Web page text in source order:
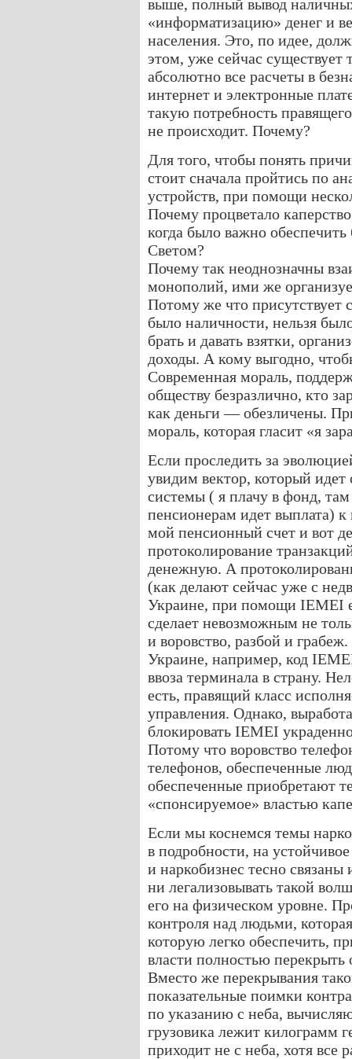
выше, полный вывод
«информатизацию» денег и
населения. Это, по идее,
этом, уже сейчас существует
абсолютно все расчеты в
интернет и электронные
такую потребность
не происходит. Почему?
Для того, чтобы понять
стоит сначала пройтись по
устройств, при помощи
Почему процветало
когда было важно
Светом?
Почему так неоднозначны
монополий, ими же
Потому же что присутствует
было наличности, нельзя
брать и давать взятки,
доходы. А кому выгодно,
Современная мораль,
обществу безразлично, кто
как деньги — обезличены.
мораль, которая гласит «я
Если проследить за
увидим вектор, который
системы ( я плачу в фонд,
пенсионерам идет выплата)
мой пенсионный счет и вот
протоколирование
денежную. А
(как делают сейчас уже с
Украине, при помощи IЕMEI
сделает невозможным не
и воровство, разбой и
Украине, например, код
ввоза терминала в страну.
есть, правящий класс
управления. Однако,
блокировать IEMEI
Потому что воровство
телефонов, обеспеченные
обеспеченные приобретают
«спонсируемое» властью
Если мы коснемся темы
в подробности, на
и наркобизнес тесно
ни легализовывать такой
его на физическом уровне.
контроля над людьми,
которую легко обеспечить,
власти полностью перекрыть
Вместо же перекрывания
показательные поимки
по указанию с неба,
грузовика лежит килограмм
приходит не с неба, хотя все